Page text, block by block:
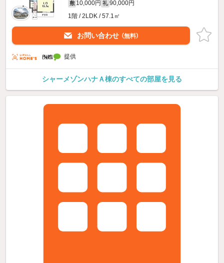
敷 10,000円 礼 90,000円
1階 / 2LDK / 57.1㎡
お問い合わせ （無料）
提供
シャーメゾンハナＡ棟のすべての部屋を見る